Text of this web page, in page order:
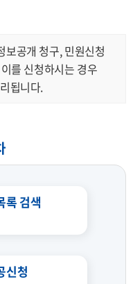
보공개 청구, 민원신청
를 신청하시는 경우
됩니다.
록 검색
신청